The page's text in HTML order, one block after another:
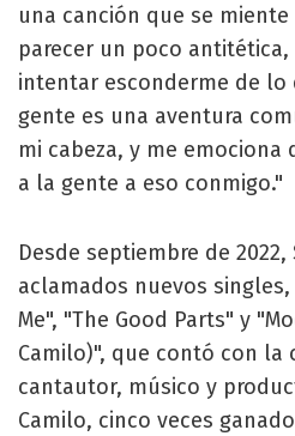
una canción que se
parecer un poco
intentar esconderme de
gente es una aventura
mi cabeza, y me
a la gente a eso conmigo."
Desde septiembre de
aclamados nuevos
Me", "The Good Parts" y
Camilo)", que contó con la
cantautor, músico y
Camilo, cinco veces